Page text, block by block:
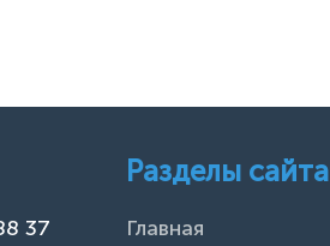
37
Разделы сайта
Главная